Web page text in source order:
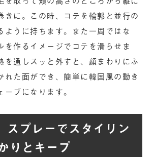
きに。この時、コテを輪郭と並行の
ように持ちます。また一周ではな
を作るイメージでコテを滑らせま
を通しスッと外すと、顔まわりにふ
れた面ができ、簡単に韓国風の動き
ブになります。
プレーでスタイリン
りとキープ